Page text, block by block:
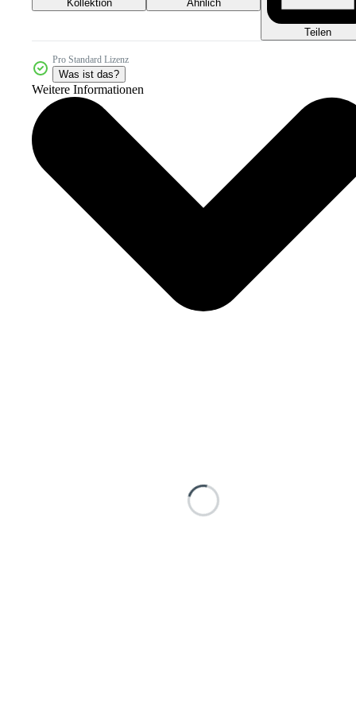
Kollektion Ähnlich
Teilen
Pro Standard Lizenz
Was ist das?
Weitere Informationen